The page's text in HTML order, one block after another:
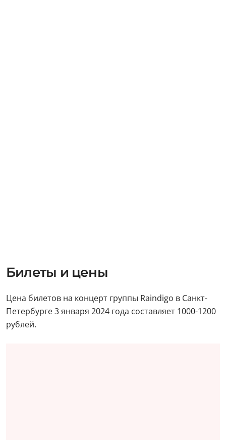
Билеты и цены
Цена билетов на концерт группы Raindigo в Санкт-
Петербурге 3 января 2024 года составляет 1000-1200
рублей.